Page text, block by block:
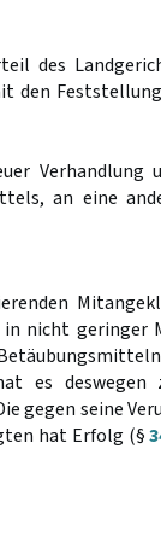
des
den
Verhandlung
an eine
nicht geringer
es deswegen
gegen seine
hat Erfolg (§